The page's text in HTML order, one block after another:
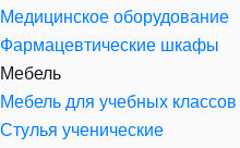
Медицинское оборудование
Фармацевтические шкафы
Мебель
Мебель для учебных классов
Стулья ученические